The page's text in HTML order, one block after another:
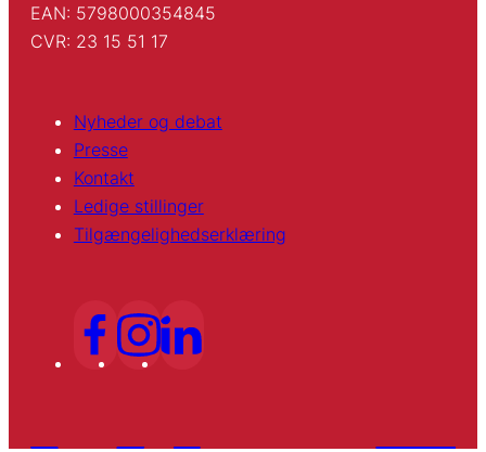
EAN: 5798000354845
CVR: 23 15 51 17
Nyheder og debat
Presse
Kontakt
Ledige stillinger
Tilgængelighedserklæring